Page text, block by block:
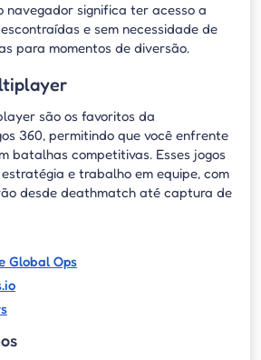
navegador significa ter acesso a
e sem necessidade de
para momentos de diversão.
são os favoritos da
360, permitindo que você enfrente
batalhas competitivas. Esses jogos
e trabalho em equipe, com
desde deathmatch até captura de
Global Ops